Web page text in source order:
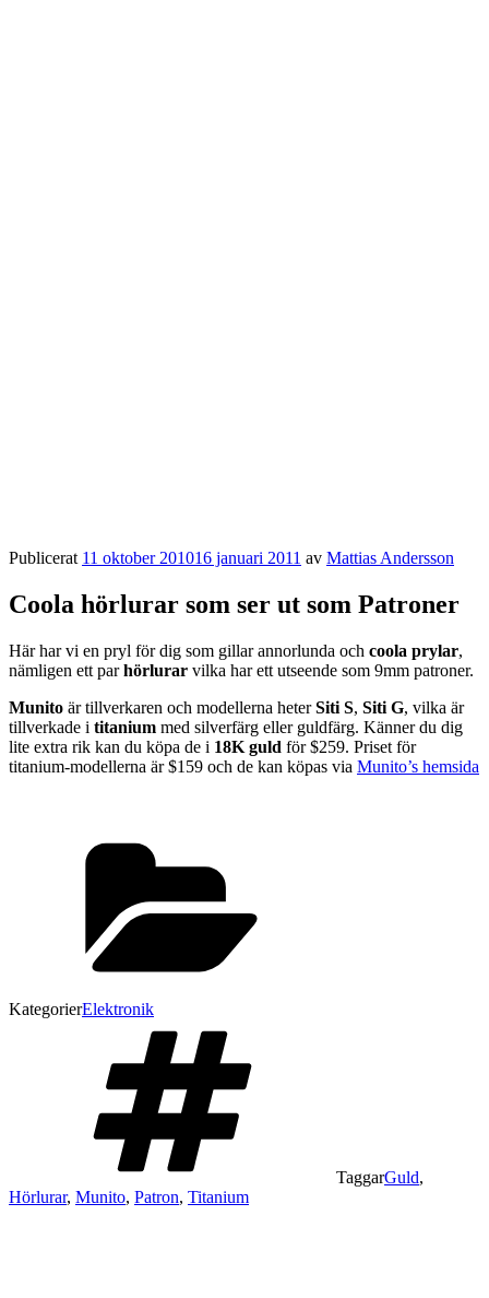
Publicerat 11 oktober 201016 januari 2011 av Mattias Andersson
Coola hörlurar som ser ut som Patroner
Här har vi en pryl för dig som gillar annorlunda och coola prylar,
nämligen ett parhörlurar vilka har ett utseende som 9mm patroner.
Munito är tillverkaren och modellerna heterSiti S, Siti G, vilka är
tillverkade i titanium med silverfärg eller guldfärg. Känner du dig
lite extra rik kan du köpa de i 18K guld för $259. Priset för
titanium-modellerna är $159 och de kan köpas via Munito’s hemsida
KategorierElektronik
TaggarGuld,
Hörlurar, Munito, Patron, Titanium